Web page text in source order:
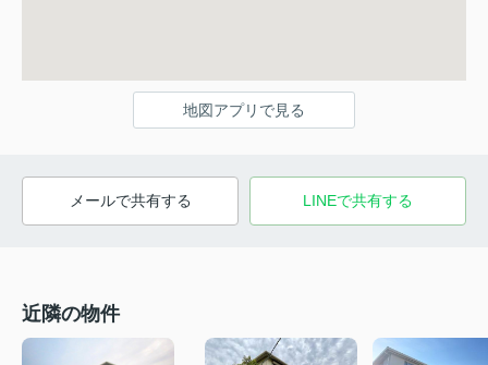
地図アプリで見る
メールで共有する LINEで共有する
近隣の物件